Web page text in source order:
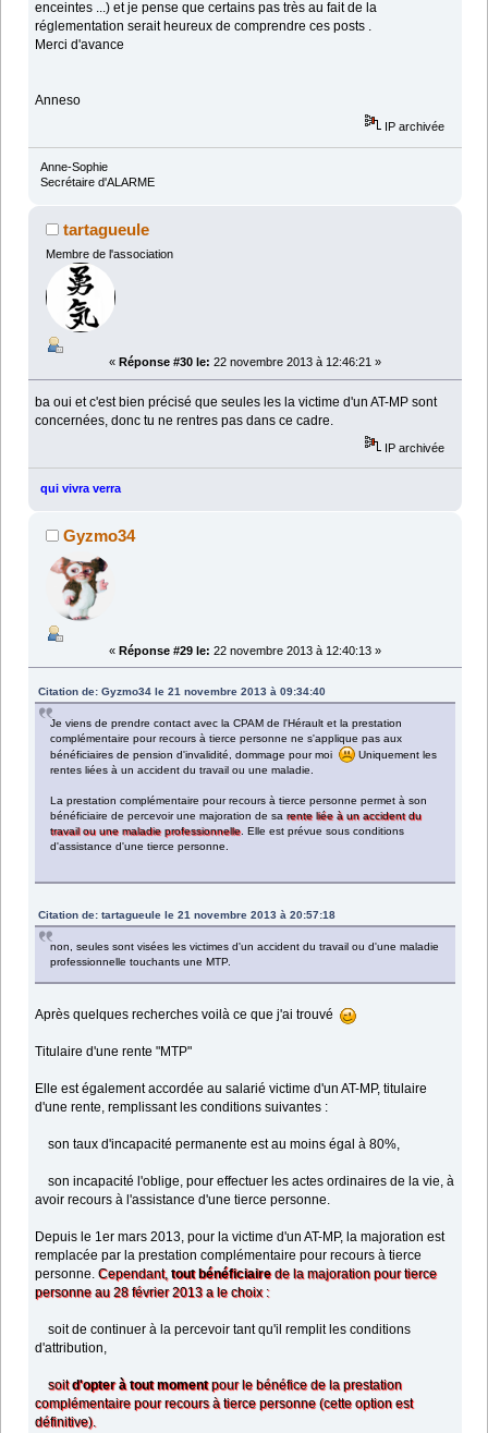
enceintes ...) et je pense que certains pas très au fait de la
réglementation serait heureux de comprendre ces posts .
Merci d'avance
Anneso
IP archivée
Anne-Sophie
Secrétaire d'ALARME
tartagueule
Membre de l'association
« Réponse #30 le: 22 novembre 2013 à 12:46:21 »
ba oui et c'est bien précisé que seules les la victime d'un AT-MP sont
concernées, donc tu ne rentres pas dans ce cadre.
IP archivée
qui vivra verra
Gyzmo34
« Réponse #29 le: 22 novembre 2013 à 12:40:13 »
Citation de: Gyzmo34 le 21 novembre 2013 à 09:34:40
Je viens de prendre contact avec la CPAM de l'Hérault et la prestation
complémentaire pour recours à tierce personne ne s'applique pas aux
bénéficiaires de pension d'invalidité, dommage pour moi
Uniquement les
rentes liées à un accident du travail ou une maladie.
La prestation complémentaire pour recours à tierce personne permet à son
bénéficiaire de percevoir une majoration de sarente liée à un accident du
travail ou une maladie professionnelle. Elle est prévue sous conditions
d'assistance d'une tierce personne.
Citation de: tartagueule le 21 novembre 2013 à 20:57:18
non, seules sont visées les victimes d'un accident du travail ou d'une maladie
professionnelle touchants une MTP.
Après quelques recherches voilà ce que j'ai trouvé
Titulaire d'une rente "MTP"
Elle est également accordée au salarié victime d'un AT-MP, titulaire
d'une rente, remplissant les conditions suivantes :
son taux d'incapacité permanente est au moins égal à 80%,
son incapacité l'oblige, pour effectuer les actes ordinaires de la vie, à
avoir recours à l'assistance d'une tierce personne.
Depuis le 1er mars 2013, pour la victime d'un AT-MP, la majoration est
remplacée par la prestation complémentaire pour recours à tierce
personne.Cependant,tout bénéficiairede la majoration pour tierce
personne au 28 février 2013 a le choix :
soit de continuer à la percevoir tant qu'il remplit les conditions
d'attribution,
soitd'opter à tout momentpour le bénéfice de la prestation
complémentaire pour recours à tierce personne (cette option est
définitive).